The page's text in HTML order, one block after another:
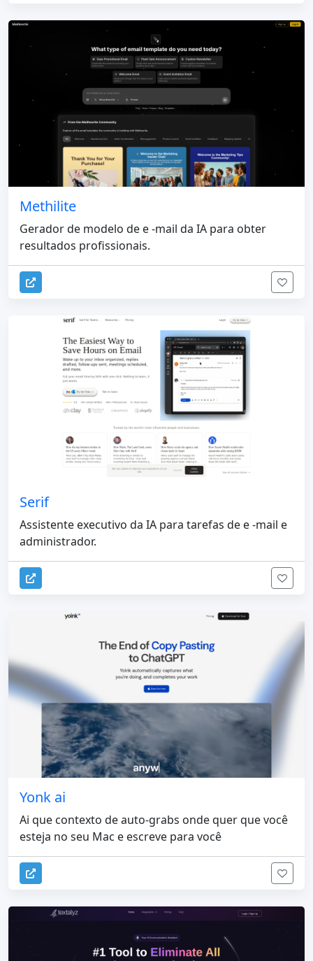
Methilite
Gerador de modelo de e -mail da IA para obter
resultados profissionais.
Serif
Assistente executivo da IA para tarefas de e -mail e
administrador.
Yonk ai
Ai que contexto de auto-grabs onde quer que você
esteja no seu Mac e escreve para você